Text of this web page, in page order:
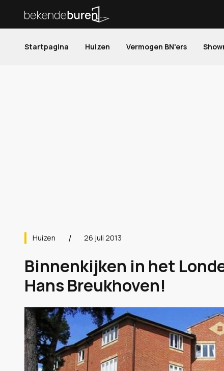
Startpagina Huizen Vermogen BN'ers
Huizen 26 juli 2013
Binnenkijken in het
Hans Breukhoven!